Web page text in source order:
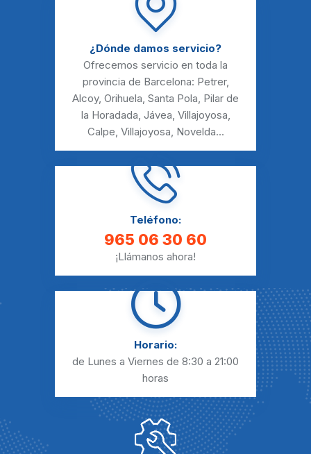
¿Dónde damos servicio?
Ofrecemos servicio en toda la
provincia de Barcelona: Petrer,
Alcoy, Orihuela, Santa Pola, Pilar de
la Horadada, Jávea, Villajoyosa,
Calpe, Villajoyosa, Novelda...
Teléfono:
965 06 30 60
¡Llámanos ahora!
Horario:
de Lunes a Viernes de 8:30 a 21:00
horas